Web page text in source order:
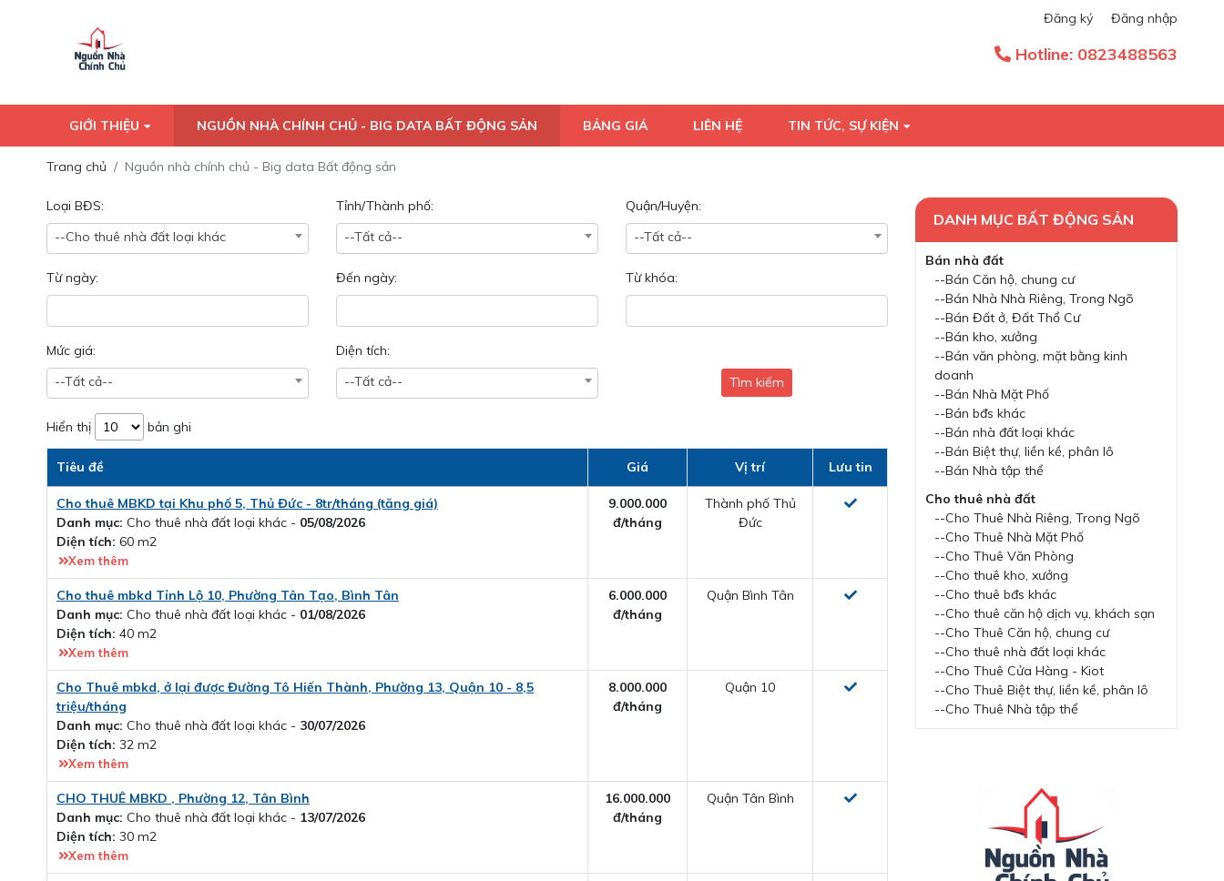
Đăng ký Đăng nhập
Hotline: 0823488563
GIỚI THIỆU NGUỒN NHÀ CHÍNH CHỦ - BIG DATA BẤT ĐỘNG SẢN BẢNG GIÁ LIÊN HỆ TIN TỨC, SỰ KIỆN
Trang chủ Nguồn nhà chính chủ - Big data Bất động sản
Loại BĐS:
--Cho thuê nhà đất loại khác
Tỉnh/Thành phố:
--Tất cả--
Quận/Huyện:
--Tất cả--
Từ ngày: Đến ngày: Từ khóa:
Mức giá:
--Tất cả--
Diện tích:
--Tất cả--
Tìm kiếm
Hiển thị bản ghi
Tiêu đề Giá Vị trí Lưu tin
Cho thuê MBKD tại Khu phố 5, Thủ Đức - 8tr/tháng (tăng giá)
Danh mục: Cho thuê nhà đất loại khác - 05/08/2026
Diện tích: 60 m2
Xem thêm
9.000.000
đ/tháng
Thành phố Thủ
Đức
Cho thuê mbkd Tỉnh Lộ 10, Phường Tân Tạo, Bình Tân
Danh mục: Cho thuê nhà đất loại khác - 01/08/2026
Diện tích: 40 m2
Xem thêm
6.000.000
đ/tháng
Quận Bình Tân
Cho Thuê mbkd, ở lại được Đường Tô Hiến Thành, Phường 13, Quận 10 - 8,5
triệu/tháng
Danh mục: Cho thuê nhà đất loại khác - 30/07/2026
Diện tích: 32 m2
Xem thêm
8.000.000
đ/tháng
Quận 10
CHO THUÊ MBKD , Phường 12, Tân Bình
Danh mục: Cho thuê nhà đất loại khác - 13/07/2026
Diện tích: 30 m2
Xem thêm
16.000.000
đ/tháng
Quận Tân Bình
DANH MỤC BẤT ĐỘNG SẢN
Bán nhà đất
--Bán Căn hộ, chung cư
--Bán Nhà Nhà Riêng, Trong Ngõ
--Bán Đất ở, Đất Thổ Cư
--Bán kho, xưởng
--Bán văn phòng, mặt bằng kinh
doanh
--Bán Nhà Mặt Phố
--Bán bđs khác
--Bán nhà đất loại khác
--Bán Biệt thự, liền kề, phân lô
--Bán Nhà tập thể
Cho thuê nhà đất
--Cho Thuê Nhà Riêng, Trong Ngõ
--Cho Thuê Nhà Mặt Phố
--Cho Thuê Văn Phòng
--Cho thuê kho, xưởng
--Cho thuê bđs khác
--Cho thuê căn hộ dịch vụ, khách sạn
--Cho Thuê Căn hộ, chung cư
--Cho thuê nhà đất loại khác
--Cho Thuê Cửa Hàng - Kiot
--Cho Thuê Biệt thự, liền kề, phân lô
--Cho Thuê Nhà tập thể